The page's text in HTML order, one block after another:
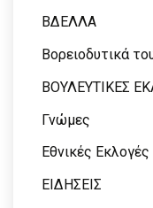
ΒΔΕΛΛΑ
Βορειοδυτικά
ΒΟΥΛΕΥΤΙΚΕΣ
Γνώμες
Εθνικές
ΕΙΔΗΣΕΙΣ